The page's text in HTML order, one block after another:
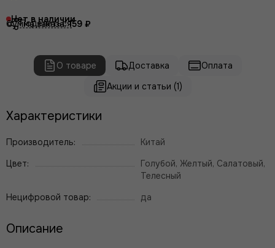
Нет в наличии
Сумма заказа:159 ₽
Поделиться
О товаре Доставка
Оплата
Акции и статьи (1)
Характеристики
Производитель:
Китай
Цвет:
Голубой, Желтый, Салатовый,
Телесный
Нецифровой товар:
да
Описание